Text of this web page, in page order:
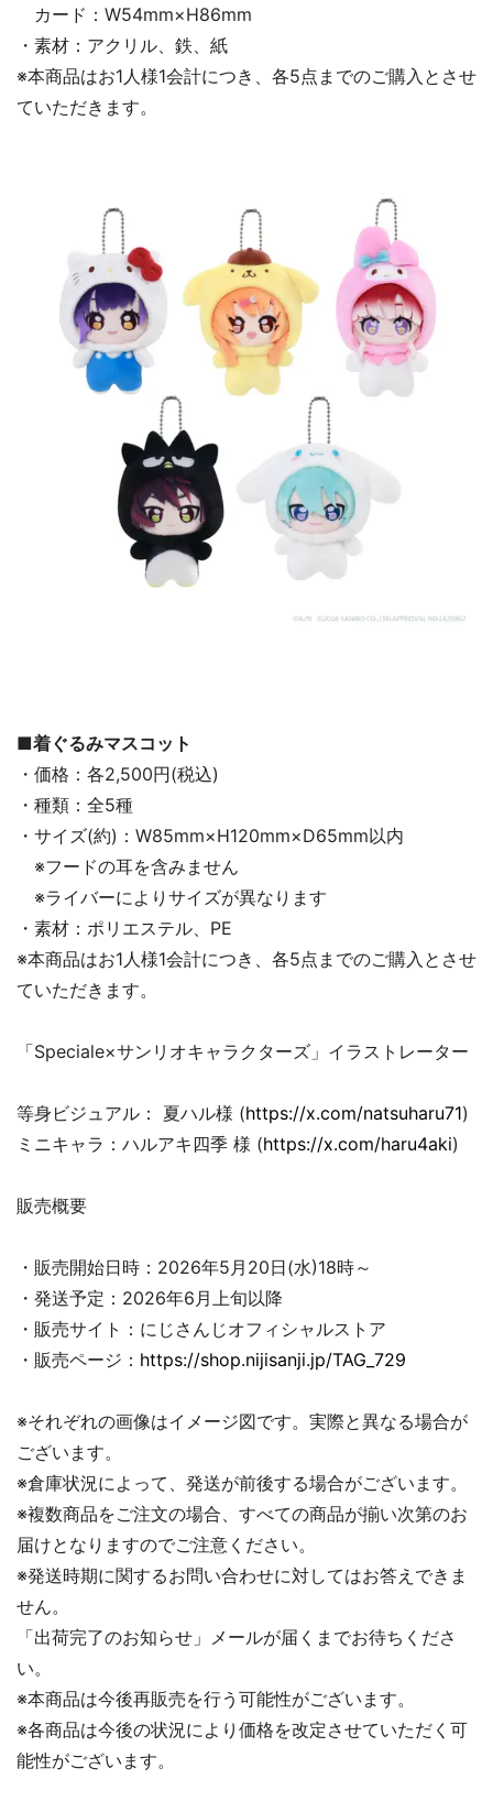
カード：W54mm×H86mm
・素材：アクリル、鉄、紙
※本商品はお1人様1会計につき、各5点までのご購入とさせ
ていただきます。
■着ぐるみマスコット
・価格：各2,500円(税込)
・種類：全5種
・サイズ(約)：W85mm×H120mm×D65mm以内
※フードの耳を含みません
※ライバーによりサイズが異なります
・素材：ポリエステル、PE
※本商品はお1人様1会計につき、各5点までのご購入とさせ
ていただきます。
「Speciale×サンリオキャラクターズ」イラストレーター
等身ビジュアル： 夏ハル様 (https://x.com/natsuharu71)
ミニキャラ：ハルアキ四季 様 (https://x.com/haru4aki)
販売概要
・販売開始日時：2026年5月20日(水)18時～
・発送予定：2026年6月上旬以降
・販売サイト：にじさんじオフィシャルストア
・販売ページ： https://shop.nijisanji.jp/TAG_729
※それぞれの画像はイメージ図です。実際と異なる場合が
ございます。
※倉庫状況によって、発送が前後する場合がございます。
※複数商品をご注文の場合、すべての商品が揃い次第のお
届けとなりますのでご注意ください。
※発送時期に関するお問い合わせに対してはお答えできま
せん。
「出荷完了のお知らせ」メールが届くまでお待ちくださ
い。
※本商品は今後再販売を行う可能性がございます。
※各商品は今後の状況により価格を改定させていただく可
能性がございます。